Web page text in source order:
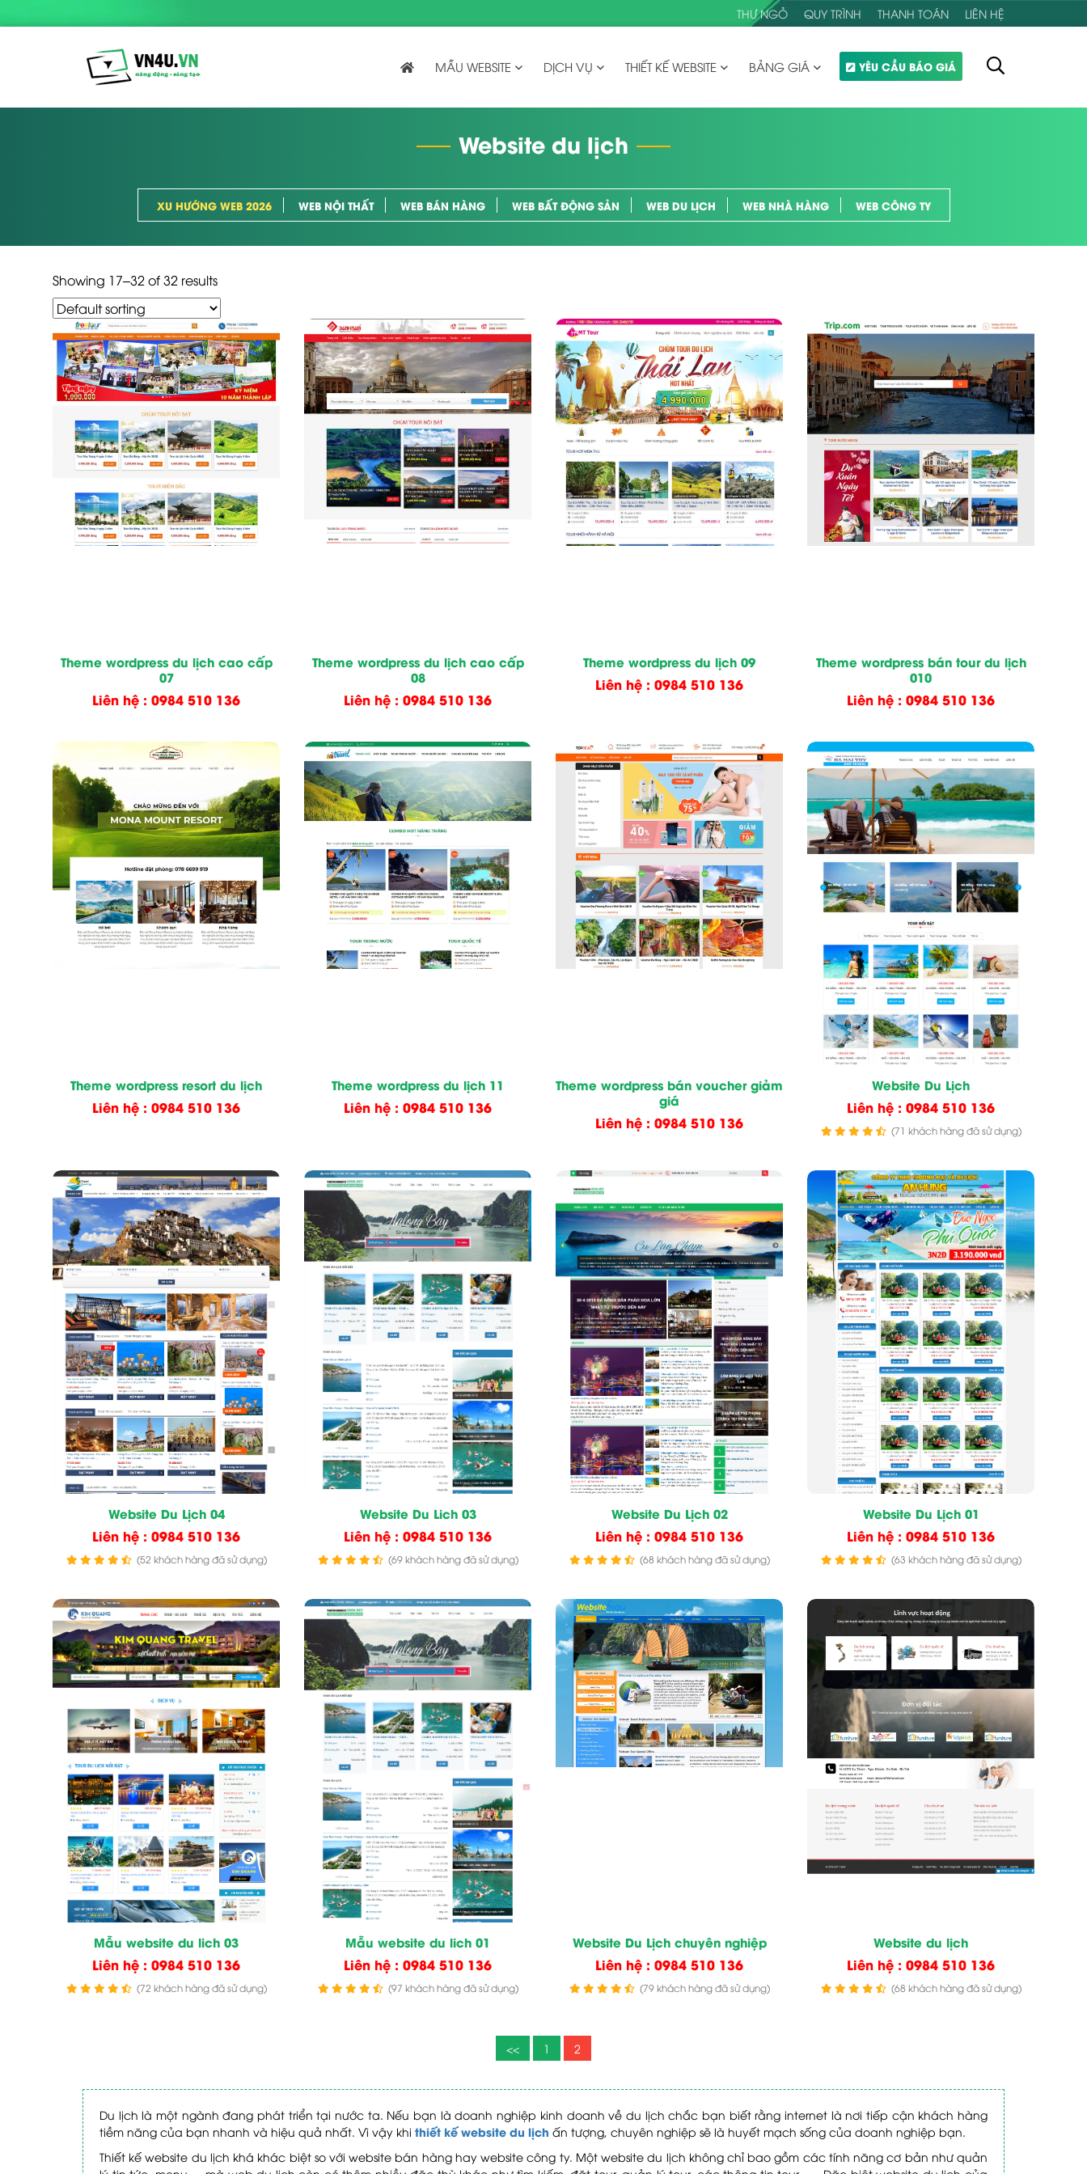
THƯ NGỎ QUY TRÌNH THANH TOÁN LIÊN HỆ
MẪU WEBSITE DỊCH VỤ THIẾT KẾ WEBSITE BẢNG GIÁ YÊU CẦU BÁO GIÁ
Website du lịch
XU HƯỚNG WEB 2026 WEB NỘI THẤT WEB BÁN HÀNG WEB BẤT ĐỘNG SẢN WEB DU LỊCH WEB NHÀ HÀNG WEB CÔNG TY
Showing 17–32 of 32 results
Theme wordpress du lịch cao cấp
07
Liên hệ : 0984 510 136
Theme wordpress du lịch cao cấp
08
Liên hệ : 0984 510 136
Theme wordpress du lịch 09
Liên hệ : 0984 510 136
Theme wordpress bán tour du lịch
010
Liên hệ : 0984 510 136
Theme wordpress resort du lịch
Liên hệ : 0984 510 136
Theme wordpress du lịch 11
Liên hệ : 0984 510 136
Theme wordpress bán voucher giảm
giá
Liên hệ : 0984 510 136
Website Du Lịch
Liên hệ : 0984 510 136
(71 khách hàng đã sử dụng)
Website Du Lịch 04
Liên hệ : 0984 510 136
(52 khách hàng đã sử dụng)
Website Du Lich 03
Liên hệ : 0984 510 136
(69 khách hàng đã sử dụng)
Website Du Lịch 02
Liên hệ : 0984 510 136
(68 khách hàng đã sử dụng)
Website Du Lịch 01
Liên hệ : 0984 510 136
(63 khách hàng đã sử dụng)
Mẫu website du lich 03
Liên hệ : 0984 510 136
(72 khách hàng đã sử dụng)
Mẫu website du lich 01
Liên hệ : 0984 510 136
(97 khách hàng đã sử dụng)
Website Du Lịch chuyên nghiệp
Liên hệ : 0984 510 136
(79 khách hàng đã sử dụng)
Website du lịch
Liên hệ : 0984 510 136
(68 khách hàng đã sử dụng)
<< 1 2
Du lịch là một ngành đang phát triển tại nước ta. Nếu bạn là doanh nghiệp kinh doanh về du lịch chắc bạn biết rằng internet là nơi tiếp cận khách hàng
tiềm năng của bạn nhanh và hiệu quả nhất. Vì vậy khi thiết kế website du lịch ấn tượng, chuyên nghiệp sẽ là huyết mạch sống của doanh nghiệp bạn.
Thiết kế website du lịch khá khác biệt so với website bán hàng hay website công ty. Một website du lịch không chỉ bao gồm các tính năng cơ bản như quản